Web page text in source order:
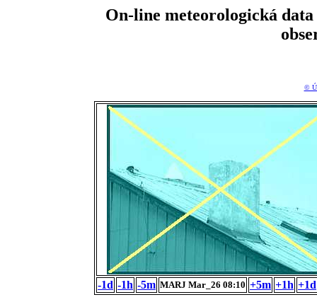
On-line meteorologická
©
-1d -1h -5m MARJ Mar_26 08:10 +5m +1h +1d